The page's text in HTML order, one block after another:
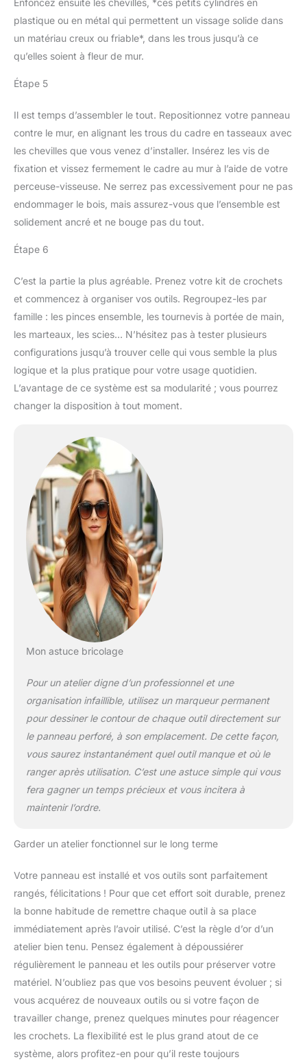
Enfoncez ensuite les chevilles, *ces petits cylindres en
plastique ou en métal qui permettent un vissage solide dans
un matériau creux ou friable*, dans les trous jusqu’à ce
qu’elles soient à fleur de mur.
Étape 5
Il est temps d’assembler le tout. Repositionnez votre panneau
contre le mur, en alignant les trous du cadre en tasseaux avec
les chevilles que vous venez d’installer. Insérez les vis de
fixation et vissez fermement le cadre au mur à l’aide de votre
perceuse-visseuse. Ne serrez pas excessivement pour ne pas
endommager le bois, mais assurez-vous que l’ensemble est
solidement ancré et ne bouge pas du tout.
Étape 6
C’est la partie la plus agréable. Prenez votre kit de crochets
et commencez à organiser vos outils. Regroupez-les par
famille : les pinces ensemble, les tournevis à portée de main,
les marteaux, les scies… N’hésitez pas à tester plusieurs
configurations jusqu’à trouver celle qui vous semble la plus
logique et la plus pratique pour votre usage quotidien.
L’avantage de ce système est sa modularité ; vous pourrez
changer la disposition à tout moment.
Mon astuce bricolage
Pour un atelier digne d’un professionnel et une
organisation infaillible, utilisez un marqueur permanent
pour dessiner le contour de chaque outil directement sur
le panneau perforé, à son emplacement. De cette façon,
vous saurez instantanément quel outil manque et où le
ranger après utilisation. C’est une astuce simple qui vous
fera gagner un temps précieux et vous incitera à
maintenir l’ordre.
Garder un atelier fonctionnel sur le long terme
Votre panneau est installé et vos outils sont parfaitement
rangés, félicitations ! Pour que cet effort soit durable, prenez
la bonne habitude de remettre chaque outil à sa place
immédiatement après l’avoir utilisé. C’est la règle d’or d’un
atelier bien tenu. Pensez également à dépoussiérer
régulièrement le panneau et les outils pour préserver votre
matériel. N’oubliez pas que vos besoins peuvent évoluer ; si
vous acquérez de nouveaux outils ou si votre façon de
travailler change, prenez quelques minutes pour réagencer
les crochets. La flexibilité est le plus grand atout de ce
système, alors profitez-en pour qu’il reste toujours